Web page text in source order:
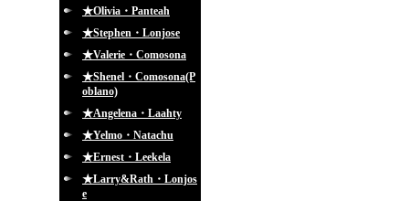
★Olivia・Panteah
★Stephen・Lonjose
★Valerie・Comosona
★Shenel・Comosona(P
oblano)
★Angelena・Laahty
★Yelmo・Natachu
★Ernest・Leekela
★Larry&Rath・Lonjos
e